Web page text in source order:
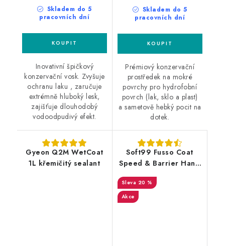
Skladem do 5
pracovních dní
Inovativní špičkový
konzervační vosk. Zvyšuje
ochranu laku , zaručuje
extrémně hluboký lesk,
zajišťuje dlouhodobý
vodoodpudivý efekt.
Skladem do 5
pracovních dní
Prémiový konzervační
prostředek na mokré
povrchy pro hydrofobní
povrch (lak, sklo a plast)
a sametově hebký pocit na
dotek.
Gyeon Q2M WetCoat
1L křemičitý sealant
Soft99 Fusso Coat
Speed & Barrier Hand
400ml rychlý vosk
20 %
Akce